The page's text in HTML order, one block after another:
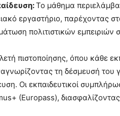
Το μάθημα
εργαστήριο, παρέχοντας
πολιτιστικών εμπειριών
πιστοποίησης, όπου κάθε
τη δέσμευσή του
Οι εκπαιδευτικοί
(Europass),